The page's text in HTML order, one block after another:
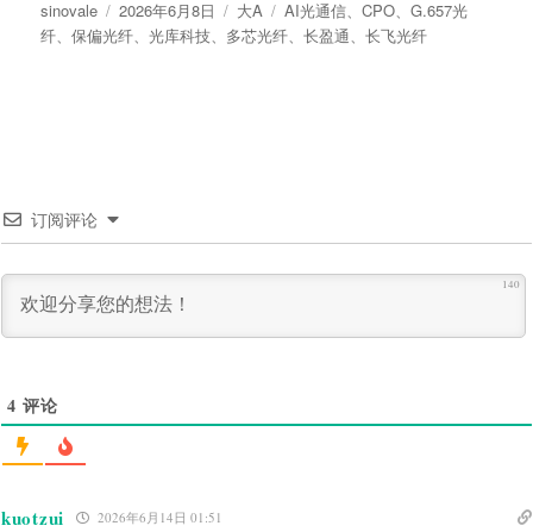
作
者
sinovale
发
布
2026年6月8日
分
类
大A
标
签
AI光通信、CPO、G.657光
纤、保偏光纤、光库科技、 多芯光纤、长盈通、长飞光纤
订阅评论
140
4 评论
kuotzui 2026年6月14日 01:51